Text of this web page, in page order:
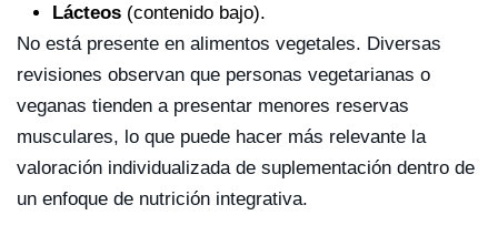
Lácteos (contenido bajo).
No está presente en alimentos vegetales. Diversas
revisiones observan que personas vegetarianas o
veganas tienden a presentar menores reservas
musculares, lo que puede hacer más relevante la
valoración individualizada de suplementación dentro de
un enfoque de nutrición integrativa.